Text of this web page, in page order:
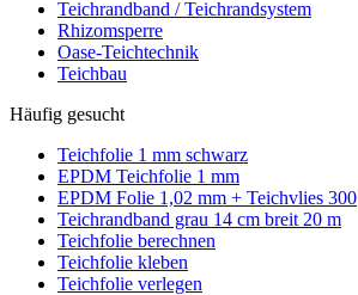
Teichrandband / Teichrandsystem
Rhizomsperre
Oase-Teichtechnik
Teichbau
Häufig gesucht
Teichfolie 1 mm schwarz
EPDM Teichfolie 1 mm
EPDM Folie 1,02 mm + Teichvlies 300
Teichrandband grau 14 cm breit 20 m
Teichfolie berechnen
Teichfolie kleben
Teichfolie verlegen